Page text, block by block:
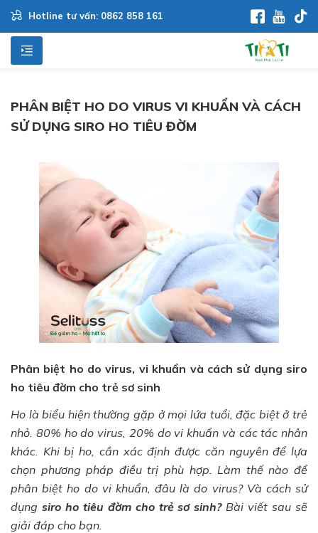
Hotline tư vấn: 0862 858 161
PHÂN BIỆT HO DO VIRUS VI KHUẨN VÀ CÁCH
SỬ DỤNG SIRO HO TIÊU ĐỜM
Phân biệt ho do virus, vi khuẩn và cách sử dụng siro
ho tiêu đờm cho trẻ sơ sinh
Ho là biểu hiện thường gặp ở mọi lứa tuổi, đặc biệt ở trẻ
nhỏ. 80% ho do virus, 20% do vi khuẩn và các tác nhân
khác. Khi bị ho, cần xác định được căn nguyên để lựa
chọn phương pháp điều trị phù hợp. Làm thế nào để
phân biệt ho do vi khuẩn, đâu là do virus? Và cách sử
dụng siro ho tiêu đờm cho trẻ sơ sinh? Bài viết sau sẽ
giải đáp cho bạn.